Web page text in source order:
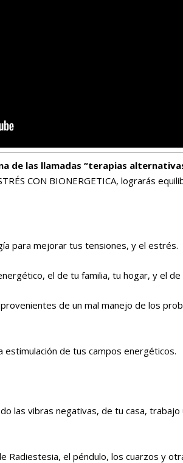
de las llamadas “terapias
CON BIONERGETICA, lograrás
para mejorar tus tensiones, y el estrés.
el de tu familia, tu hogar, y el
de un mal manejo de los
de tus campos energéticos.
las vibras negativas, de tu casa,
Radiestesia, el péndulo, los cuarzos y